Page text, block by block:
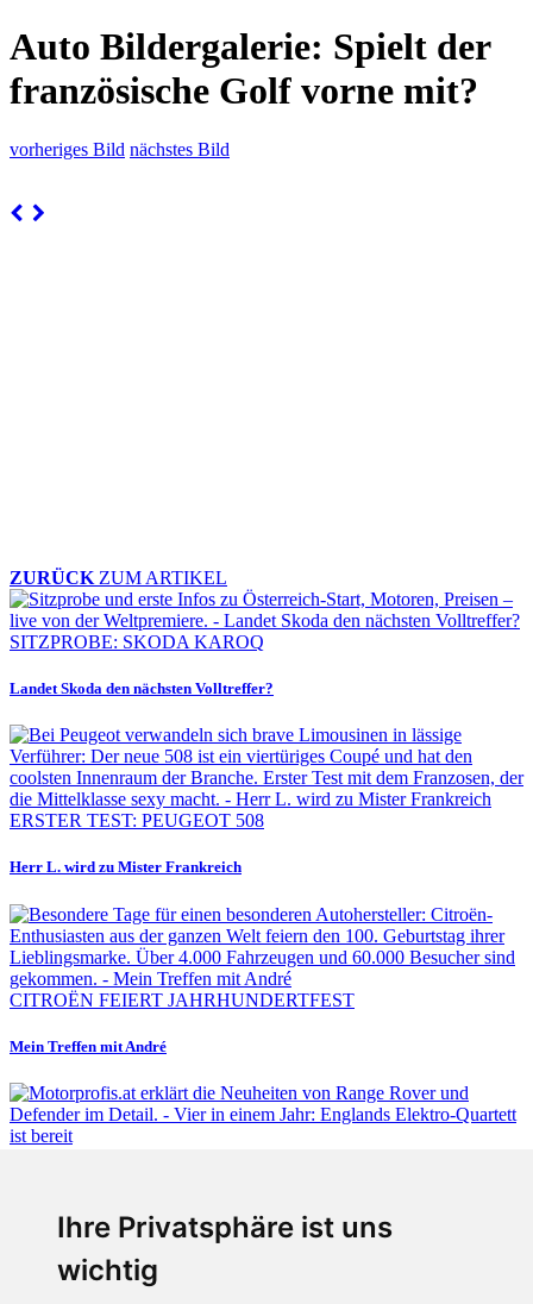
Ihre Privatsphäre ist uns
wichtig
Auto Bildergalerie: Spielt der
französische Golf vorne mit?
vorheriges Bild nächstes Bild
ZURÜCK ZUM ARTIKEL
SITZPROBE: SKODA KAROQ
Landet Skoda den nächsten Volltreffer?
ERSTER TEST: PEUGEOT 508
Herr L. wird zu Mister Frankreich
CITROËN FEIERT JAHRHUNDERTFEST
Mein Treffen mit André
Vier in einem Jahr: Englands Elektro-Quartett ist bereit